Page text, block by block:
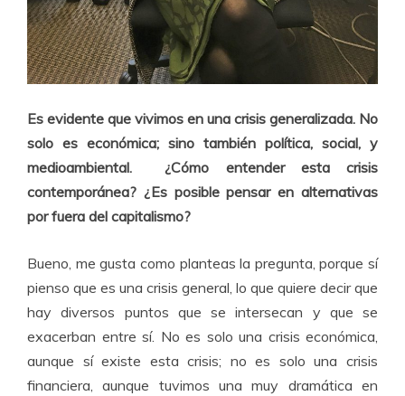
Es evidente que vivimos en una crisis generalizada. No
solo es económica; sino también política, social, y
medioambiental. ¿Cómo entender esta crisis
contemporánea? ¿Es posible pensar en alternativas
por fuera del capitalismo?
Bueno, me gusta como planteas la pregunta, porque sí
pienso que es una crisis general, lo que quiere decir que
hay diversos puntos que se intersecan y que se
exacerban entre sí. No es solo una crisis económica,
aunque sí existe esta crisis; no es solo una crisis
financiera, aunque tuvimos una muy dramática en